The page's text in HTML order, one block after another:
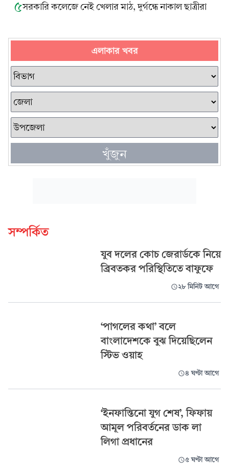
৫সরকারি কলেজে নেই খেলার মাঠ, দুর্গন্ধে নাকাল ছাত্রীরা
এলাকার খবর
খুঁজুন
সম্পর্কিত
যুব দলের কোচ জেরার্ডকে নিয়ে
ব্রিবতকর পরিস্থিতিতে বাফুফে
২৮ মিনিট আগে
‘পাগলের কথা’ বলে
বাংলাদেশকে বুঝ দিয়েছিলেন
স্টিভ ওয়াহ
৪ ঘণ্টা আগে
‘ইনফান্তিনো যুগ শেষ’, ফিফায়
আমূল পরিবর্তনের ডাক লা
লিগা প্রধানের
৫ ঘণ্টা আগে